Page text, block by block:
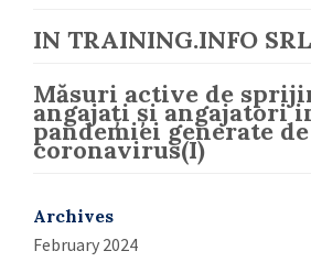
IN TRAINING.INFO SRL
Măsuri active de
angajați și angajatori
pandemiei generate de
coronavirus(I)
Archives
February 2024